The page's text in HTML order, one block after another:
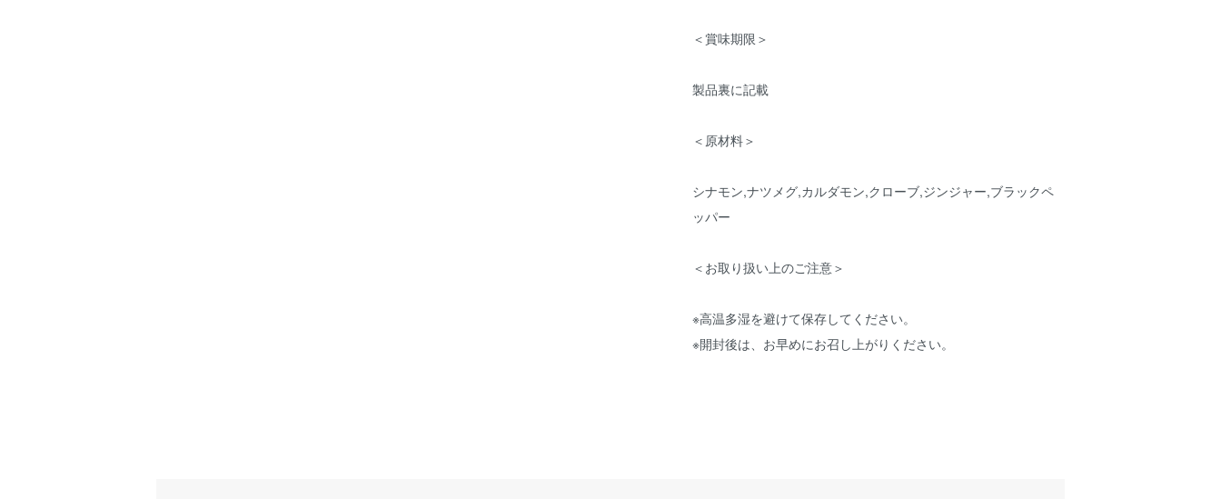
＜賞味期限＞
製品裏に記載
＜原材料＞
シナモン,ナツメグ,カルダモン,クローブ,ジンジャー,ブラックペ
ッパー
＜お取り扱い上のご注意＞
※高温多湿を避けて保存してください。
※開封後は、お早めにお召し上がりください。